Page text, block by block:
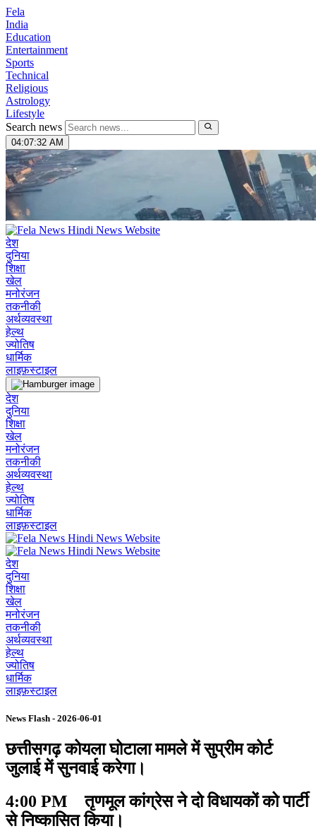
Fela
India
Education
Entertainment
Sports
Technical
Religious
Astrology
Lifestyle
Search news
04:07:33 AM
देश
दुनिया
शिक्षा
खेल
मनोरंजन
तकनीकी
अर्थव्यवस्था
हेल्थ
ज्योतिष
धार्मिक
लाइफ़स्टाइल
देश
दुनिया
शिक्षा
खेल
मनोरंजन
तकनीकी
अर्थव्यवस्था
हेल्थ
ज्योतिष
धार्मिक
लाइफ़स्टाइल
देश
दुनिया
शिक्षा
खेल
मनोरंजन
तकनीकी
अर्थव्यवस्था
हेल्थ
ज्योतिष
धार्मिक
लाइफ़स्टाइल
News Flash - 2026-06-01
छत्तीसगढ़ कोयला घोटाला मामले में सुप्रीम कोर्ट
जुलाई में सुनवाई करेगा।
4:00 PM तृणमूल कांग्रेस ने दो विधायकों को पार्टी
से निष्कासित किया।